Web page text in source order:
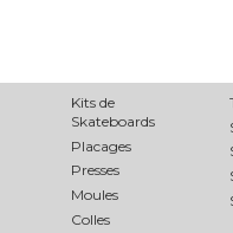
Kits de
Skateboards
Placages
Presses
Moules
Colles